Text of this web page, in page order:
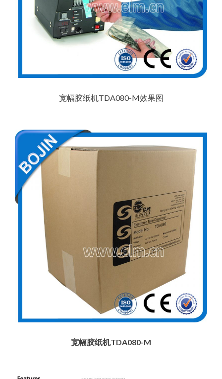
宽幅胶纸机TDA080-M效果图
宽幅胶纸机TDA080-M